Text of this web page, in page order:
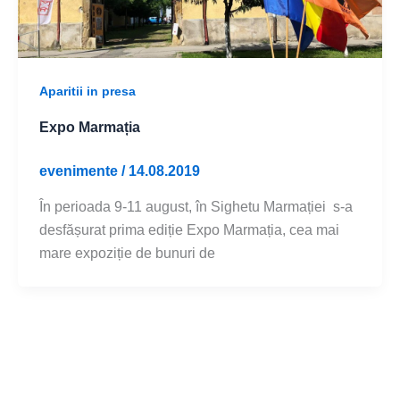
Aparitii in presa
Expo Marmația
evenimente / 14.08.2019
În perioada 9-11 august, în Sighetu Marmației s-a
desfășurat prima ediție Expo Marmația, cea mai
mare expoziție de bunuri de